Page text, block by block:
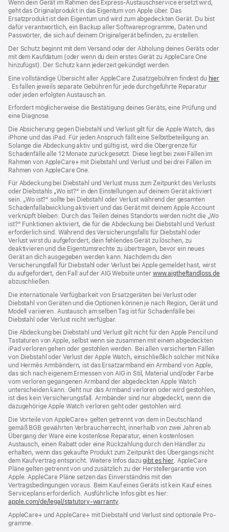
Wenn dein Gerät im Rahmen des Express-Austauschservice ersetzt wird,
geht das Originalprodukt in das Eigentum von Apple über. Das
Ersatzprodukt ist dein Eigentum und wird zum abgedeckten Gerät. Du bist
dafür verantwortlich, ein Backup aller Softwareprogramme, Daten und
Passwörter, die sich auf deinem Originalgerät befinden, zu erstellen.
Der Schutz beginnt mit dem Versand oder der Abholung deines Geräts oder
mit dem Kaufdatum (oder wenn du dein erstes Gerät zu AppleCare One
hinzufügst). Der Schutz kann jederzeit gekündigt werden.
Eine vollständige Übersicht aller AppleCare Zusatzgebühren findest du hier
(Öffnet
ein
Fenster)
. Es fallen jeweils separate Gebühren für jede durchgeführte Reparatur
oder jeden erfolgten Austausch an.
Erfordert möglicherweise die Bestätigung deines Geräts, eine Prüfung und
eine Diagnose.
Die Absicherung gegen Diebstahl und Verlust gilt für die Apple Watch, das
iPhone und das iPad. Für jeden Anspruch fällt eine Selbstbeteiligung an.
Solange die Abdeckung aktiv und gültig ist, wird die Obergrenze für
Schadenfälle alle 12 Monate zurückgesetzt. Diese liegt bei zwei Fällen im
Rahmen von AppleCare+ mit Diebstahl und Verlust und bei drei Fällen im
Rahmen von AppleCare One.
Für Abdeckung bei Diebstahl und Verlust muss zum Zeit­punkt des Verlusts
oder Dieb­stahls „Wo ist?“ in den Einstellungen auf deinem Gerät aktiviert
sein. „Wo ist?“ sollte bei Diebstahl oder Verlust während der gesamten
Schadenfallabwicklung aktiviert und das Gerät mit deinem Apple Account
verknüpft bleiben. Durch das Teilen deines Standorts werden nicht die „Wo
ist?“ Funktionen aktiviert, die für die Abdeckung bei Diebstahl und Verlust
erforderlich sind. Während des Versicherungs­falls für Diebstahl oder
Verlust wirst du aufgefordert, dein fehlendes Gerät zu löschen, zu
deaktivieren und die Eigentums­rechte zu übertragen, bevor ein neues
Gerät an dich ausgegeben werden kann. Nachdem du den
Versicherungsfall für Diebstahl oder Verlust bei Apple gemeldet hast, wirst
du aufgefordert, den Fall auf der AIG Website unter www.aigtheftandloss.de
abzuschließen.
Die internationale Verfügbarkeit von Ersatzgeräten bei Verlust oder
Diebstahl von Geräten und die Optionen können je nach Region, Gerät und
Modell variieren. Austausch am selben Tag ist für Schadenfälle bei
Diebstahl oder Verlust nicht verfügbar.
Die Abdeckung bei Diebstahl und Verlust gilt nicht für den Apple Pencil und
Tastaturen von Apple, selbst wenn sie zusammen mit einem abgedeckten
iPad verloren gehen oder gestohlen werden. Bei allen versicherten Fällen
von Diebstahl oder Verlust der Apple Watch, einschließlich solcher mit Nike
und Hermès Armbändern, ist das Ersatzarmband ein Armband von Apple,
das sich nach eigenem Ermessen von AIG in Stil, Material und/oder Farbe
vom verloren gegangenen Armband der abgedeckten Apple Watch
unterscheiden kann. Geht nur das Armband verloren oder wird gestohlen,
ist dies kein Versicherungsfall. Armbänder sind nur abgedeckt, wenn die
dazugehörige Apple Watch verloren geht oder gestohlen wird.
Die Vorteile von AppleCare+ gelten getrennt von dem in Deutschland
gemäß BGB gewährten Verbraucher­recht, inner­halb von zwei Jahren ab
Übergang der Ware eine kosten­lose Reparatur, einen kosten­losen
Austausch, einen Rabatt oder eine Rück­zahlung durch den Händler zu
erhalten, wenn das gekaufte Produkt zum Zeit­punkt des Übergangs nicht
dem Kauf­vertrag ent­spricht. Weitere Infos dazugibt es hier(Öffnet
ein
Fenster)
. AppleCare
Pläne gelten getrennt von und zu­sätz­lich zu der Hersteller­garantie von
Apple. AppleCare Pläne setzen das Einverständnis mit den
Vertragsbedingungen voraus. Beim Kauf eines Geräts ist kein Kauf eines
Serviceplans erfor­der­lich. Ausführliche Infos gibt es hier:
apple.com/de/legal/statutory-warranty(Öffnet
neues
.
AppleCare+ und AppleCare+ mit Dieb­stahl und Verlust sind optionale Pro­
gramme.